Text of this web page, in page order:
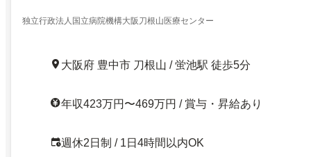
独立行政法人国立病院機構大阪刀根山医療センター
大阪府 豊中市 刀根山 / 蛍池駅 徒歩5分
年収423万円〜469万円 / 賞与・昇給あり
週休2日制 / 1日4時間以内OK